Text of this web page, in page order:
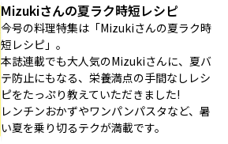
Mizukiさんの夏ラク時短レシピ
今号の料理特集は「Mizukiさんの夏ラク時
短レシピ」。
本誌連載でも大人気のMizukiさんに、夏バ
テ防止にもなる、栄養満点の手間なしレシ
ピをたっぷり教えていただきました!
レンチンおかずやワンパンパスタなど、暑
い夏を乗り切るテクが満載です。